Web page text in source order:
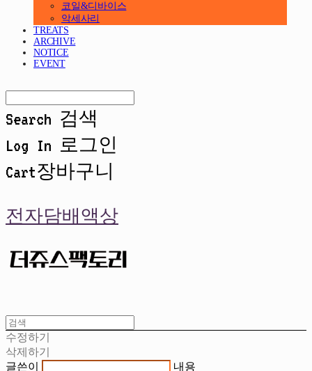
코일&디바이스
악세사리
TREATS
ARCHIVE
NOTICE
EVENT
Search 검색
Log In 로그인
Cart장바구니
전자담배액상
수정하기
삭제하기
글쓴이
내용